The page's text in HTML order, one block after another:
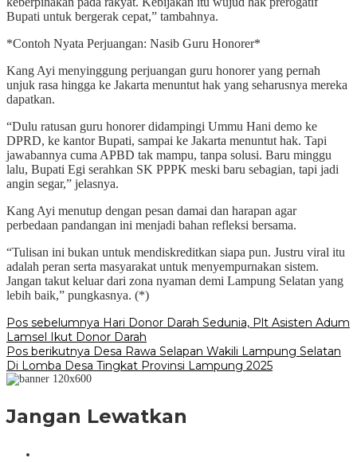
Bupati untuk bergerak cepat,” tambahnya.
*Contoh Nyata Perjuangan: Nasib Guru Honorer*
Kang Ayi menyinggung perjuangan guru honorer yang pernah
unjuk rasa hingga ke Jakarta menuntut hak yang seharusnya mereka
dapatkan.
“Dulu ratusan guru honorer didampingi Ummu Hani demo ke
DPRD, ke kantor Bupati, sampai ke Jakarta menuntut hak. Tapi
jawabannya cuma APBD tak mampu, tanpa solusi. Baru minggu
lalu, Bupati Egi serahkan SK PPPK meski baru sebagian, tapi jadi
angin segar,” jelasnya.
Kang Ayi menutup dengan pesan damai dan harapan agar
perbedaan pandangan ini menjadi bahan refleksi bersama.
“Tulisan ini bukan untuk mendiskreditkan siapa pun. Justru viral itu
adalah peran serta masyarakat untuk menyempurnakan sistem.
Jangan takut keluar dari zona nyaman demi Lampung Selatan yang
lebih baik,” pungkasnya. (*)
Navigasi
pos
Pos sebelumnya Hari Donor Darah Sedunia, Plt Asisten Adum
Lamsel Ikut Donor Darah
Pos berikutnya Desa Rawa Selapan Wakili Lampung Selatan
Di Lomba Desa Tingkat Provinsi Lampung 2025
Jangan Lewatkan